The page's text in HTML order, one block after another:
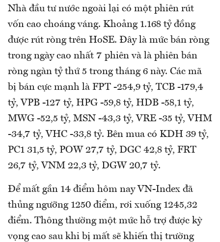
Nhà đầu tư nước ngoài lại có một phiên rút
vốn cao choáng váng. Khoảng 1.168 tỷ đồng
được rút ròng trên HoSE. Đây là mức bán ròng
trong ngày cao nhất 7 phiên và là phiên bán
ròng ngàn tỷ thứ 5 trong tháng 6 này. Các mã
bị bán cực mạnh là FPT -254,9 tỷ, TCB -179,4
tỷ, VPB -127 tỷ, HPG -59,8 tỷ, HDB -58,1 tỷ,
MWG -52,5 tỷ, MSN -43,3 tỷ, VRE -35 tỷ, VHM
-34,7 tỷ, VHC -33,8 tỷ. Bên mua có KDH 39 tỷ,
PC1 31,5 tỷ, POW 27,7 tỷ, DGC 42,8 tỷ, FRT
26,7 tỷ, VNM 22,3 tỷ, DGW 20,7 tỷ.
Để mất gần 14 điểm hôm nay VN-Index đã
thủng ngưỡng 1250 điểm, rơi xuống 1245,32
điểm. Thông thường một mức hỗ trợ được kỳ
vọng cao sau khi bị mất sẽ khiến thị trường